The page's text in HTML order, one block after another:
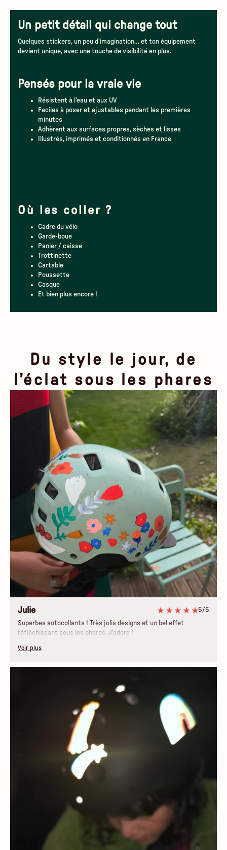
Un petit détail qui change tout
Quelques stickers, un peu d’imagination… et ton équipement
devient unique, avec une touche de visibilité en plus.
Pensés pour la vraie vie
Résistent à l’eau et aux UV
Faciles à poser et ajustables pendant les premières
minutes
Adhèrent aux surfaces propres, sèches et lisses
Illustrés, imprimés et conditionnés en France
Où les coller ?
Cadre du vélo
Garde-boue
Panier / caisse
Trottinette
Cartable
Poussette
Casque
Et bien plus encore !
Du style le jour, de
l’éclat sous les phares
Julie
5/5
Superbes autocollants ! Très jolis designs et un bel effet
réfléchissant sous les phares. J’adore !
Voir plus